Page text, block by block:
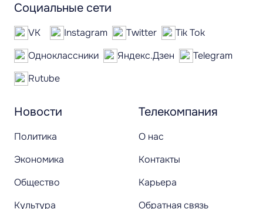
Новости
Политика
Экономика
Общество
Культура
Телекомпания
О нас
Контакты
Карьера
Обратная связь
Социальные сети
VK Instagram Twitter
Tik Tok
Одноклассники
Яндекс.Дзен
Telegram
Rutube